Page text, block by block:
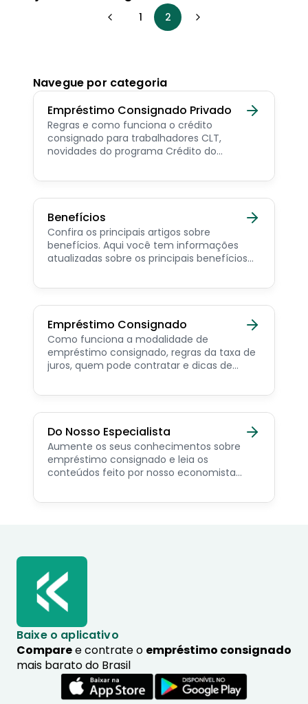
1 2
Navegue por categoria
Empréstimo Consignado Privado
Regras e como funciona o crédito
consignado para trabalhadores CLT,
novidades do programa Crédito do
consignado privado.
Benefícios
Confira os principais artigos sobre
benefícios. Aqui você tem informações
atualizadas sobre os principais benefícios
pensionista e beneficiários de programas
Empréstimo Consignado
Como funciona a modalidade de
empréstimo consignado, regras da taxa de
juros, quem pode contratar e dicas de
Do Nosso Especialista
Aumente os seus conhecimentos sobre
empréstimo consignado e leia os
conteúdos feito por nosso economista
Baixe o aplicativo
Comparee contrate o empréstimo consignado
mais barato do Brasil